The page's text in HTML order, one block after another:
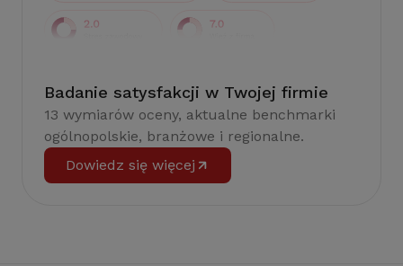
Badanie satysfakcji w Twojej firmie
13 wymiarów oceny, aktualne benchmarki
ogólnopolskie, branżowe i regionalne.
Dowiedz się więcej